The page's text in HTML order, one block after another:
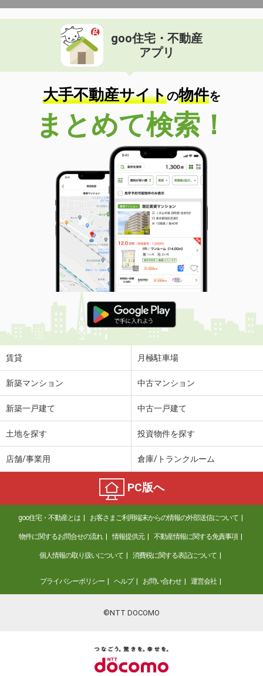
goo住宅・不動産
アプリ
大手不動産サイトの物件を
まとめて検索！
賃貸 月極駐車場
新築マンション 中古マンション
新築一戸建て 中古一戸建て
土地を探す 投資物件を探す
店舗/事業用 倉庫/トランクルーム
PC版へ
goo住宅・不動産とは お客さまご利用端末からの情報の外部送信について
物件に関するお問合せの流れ 情報提供元 不動産情報に関する免責事項
個人情報の取り扱いについて 消費税に関する表記について
プライバシーポリシー ヘルプ お問い合わせ 運営会社
©NTT DOCOMO